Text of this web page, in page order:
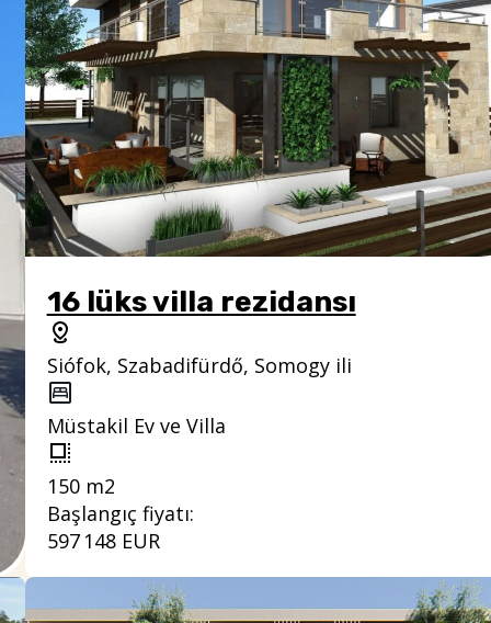
16 lüks villa rezidansı
Siófok, Szabadifürdő, Somogy ili
Müstakil Ev ve Villa
150 m2
Başlangıç fiyatı:
597 148 EUR